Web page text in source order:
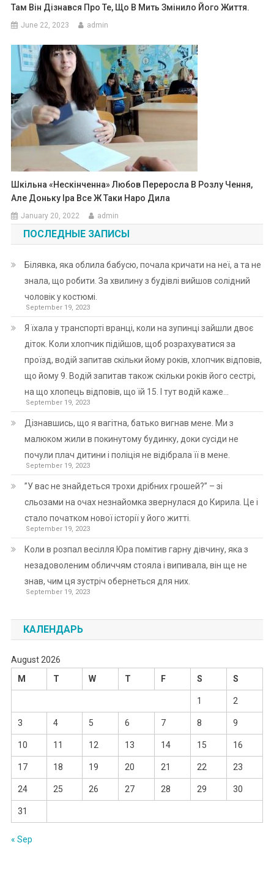
Там Він Дізнався Про Те, Що В Мить Змінило Його Життя.
June 22, 2023 admin
Шкільна «нескінченна» Любов Переросла В Розлу Чення,
Але Доньку Іра Все Ж Таки Наро Дила
January 20, 2022 admin
ПОСЛЕДНЫЕ ЗАПИСЫ
Білявка, яка облила бабусю, почала кричати на неї, а та не
знала, що робити. За хвилину з будівлі вийшов солідний
чоловік у костюмі.
September 19, 2023
Я їхала у транспорті вранці, коли на зупинці зайшли двоє
діток. Коли хлопчик підійшов, щоб розрахуватися за
проїзд, водій запитав скільки йому років, хлопчик відповів,
що йому 9. Водій запитав також скільки років його сестрі,
на що хлопець відповів, що їй 15. І тут водій каже…
September 19, 2023
Дізнавшись, що я вагітна, батько вигнав мене. Ми з
малюком жили в покинутому будинку, доки сусіди не
почули плач дитини і поліція не відібрала її в мене.
September 19, 2023
”У вас не знайдеться трохи дрібних грошей?” – зі
сльозами на очах незнайомка звернулася до Кирила. Це і
стало початком нової історії у його житті.
September 19, 2023
Коли в розпал весілля Юра помітив гарну дівчину, яка з
незадоволеним обличчям стояла і випивала, він ще не
знав, чим ця зустріч обернеться для них.
September 19, 2023
КАЛЕНДАРЬ
August 2026
M
T W T F S S
1 2
3 4 5 6 7 8 9
10 11 12 13 14 15 16
17 18 19 20 21 22 23
24 25 26 27 28 29 30
31
« Sep